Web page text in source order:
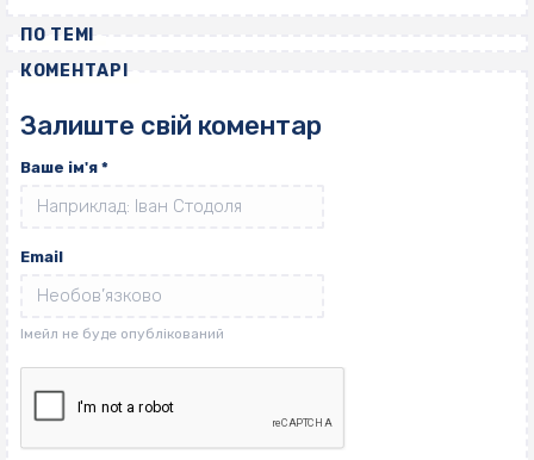
ПО ТЕМІ
КОМЕНТАРІ
Залиште свій коментар
Ваше ім'я *
Email